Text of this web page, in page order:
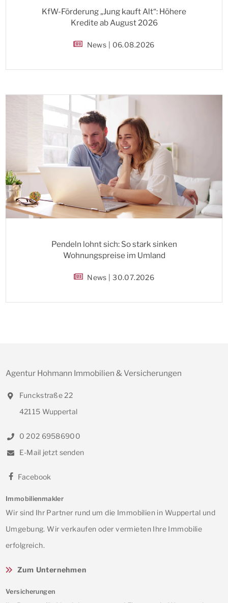
KfW-Förderung „Jung kauft Alt“: Höhere
Kredite ab August 2026
News | 06.08.2026
Pendeln lohnt sich: So stark sinken
Wohnungspreise im Umland
News | 30.07.2026
Agentur Hohmann Immobilien & Versicherungen
Funckstraße 22
42115 Wuppertal
0 202 69586900
E-Mail jetzt senden
Facebook
Immobilienmakler
Wir sind Ihr Partner rund um die Immobilien in Wuppertal und
Umgebung. Wir verkaufen oder vermieten Ihre Immobilie
erfolgreich.
Zum Unternehmen
Versicherungen